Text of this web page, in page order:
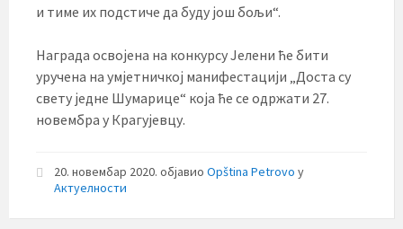
и тиме их подстиче да буду још бољи“.
Награда освојена на конкурсу Јелени ће бити
уручена на умјетничкој манифестацији „Доста су
свету једне Шумарице“ која ће се одржати 27.
новембра у Крагујевцу.
20. новембар 2020. објавио Opština Petrovo у
Актуелности